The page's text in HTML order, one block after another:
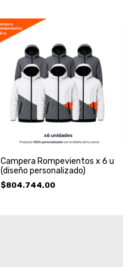
Campera Rompevientos x 6 u
(diseño personalizado)
$804.744,00